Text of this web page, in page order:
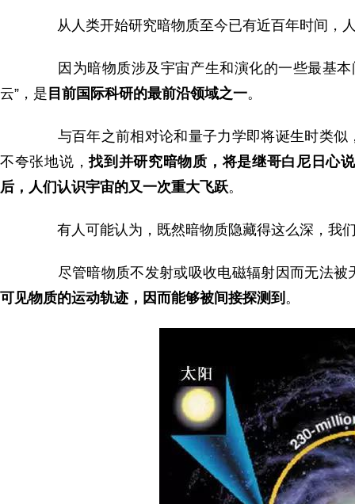
从人类开始研究暗物质至今已有近百年时间，
因为暗物质涉及宇宙产生和演化的一些最基本
云”，是 目前国际科研的最前沿领域之一。
与百年之前相对论和量子力学即将诞生时类似
不夸张地说，找到并研究暗物质，将是继哥白尼日心
后，人们认识宇宙的又一次重大飞跃。
有人可能认为，既然暗物质隐藏得这么深，我
尽管暗物质不发射或吸收电磁辐射因而无法被
可见物质的运动轨迹，因而能够被间接探测到 。